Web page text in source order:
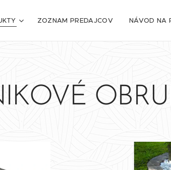
ZOZNAM PREDAJCOV NÁVOD NA